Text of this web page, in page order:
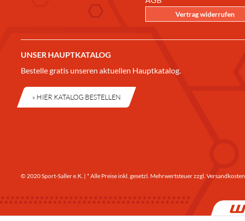
Vertrag widerrufen
UNSER HAUPTKATALOG
Bestelle gratis unseren aktuellen Hauptkatalog.
» HIER KATALOG BESTELLEN
© 2020 Sport-Saller e.K. | * Alle Preise inkl. gesetzl. Mehrwertsteuer zzgl. Versandkosten